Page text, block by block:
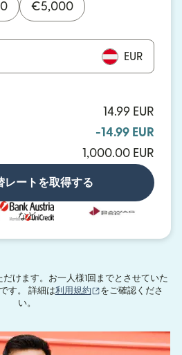
€5,000
EUR
14.99 EUR
-14.99 EUR
1,000.00 EUR
レートを取得する
など
けます。お一人様1回までとさせていた
す。 詳細は利用規約 （別ウィンドウで
をご確認くださ
い。